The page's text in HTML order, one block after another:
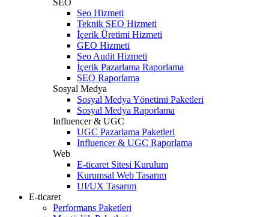
SEO
Seo Hizmeti
Teknik SEO Hizmeti
İçerik Üretimi Hizmeti
GEO Hizmeti
Seo Audit Hizmeti
İçerik Pazarlama Raporlama
SEO Raporlama
Sosyal Medya
Sosyal Medya Yönetimi Paketleri
Sosyal Medya Raporlama
Influencer & UGC
UGC Pazarlama Paketleri
Influencer & UGC Raporlama
Web
E-ticaret Sitesi Kurulum
Kurumsal Web Tasarım
UI/UX Tasarım
E-ticaret
Performans Paketleri